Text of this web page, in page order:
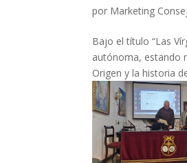
por Marketing
Bajo el título “Las
autónoma, estando
Origen y la historia